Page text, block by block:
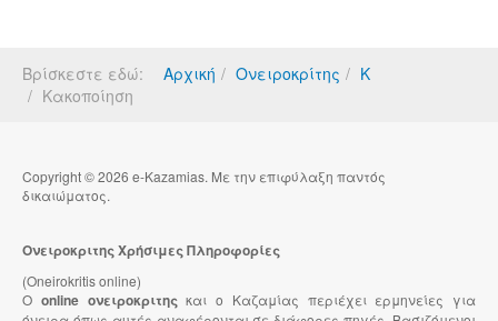
Βρίσκεστε εδώ: Αρχική Ονειροκρίτης
Κ
Κακοποίηση
Copyright © 2026 e-Kazamias. Με την επιφύλαξη παντός
δικαιώματος.
Ονειροκριτης Χρήσιμες Πληροφορίες
(Oneirokritis online)
Ο online ονειροκριτηςκαι ο Καζαμίας περιέχει ερμηνείες για